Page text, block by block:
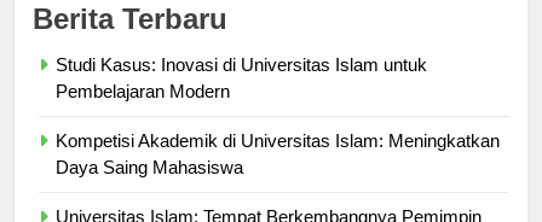
Studi Kasus: Inovasi di Universitas Islam untuk
Kompetisi Akademik di Universitas Islam: Meningkatkan